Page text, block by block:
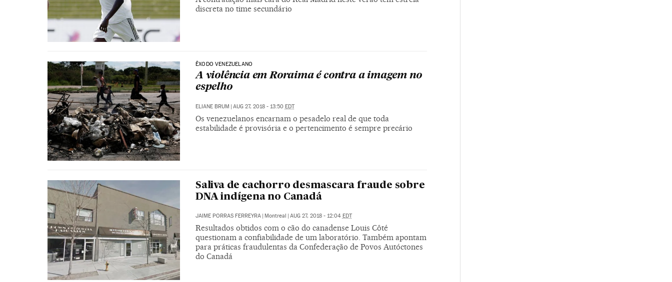
discreta no time secundário
ÊXODO VENEZUELANO
A violência em Roraima é contra a imagem no
espelho
ELIANE BRUM | AUG 27, 2018 - 13:50 EDT
Os venezuelanos encarnam o pesadelo real de que toda
estabilidade é provisória e o pertencimento é sempre precário
Saliva de cachorro desmascara fraude sobre
DNA indígena no Canadá
JAIME PORRAS FERREYRA | Montreal | AUG 27, 2018 - 12:04 EDT
Resultados obtidos com o cão do canadense Louis Côté
questionam a confiabilidade de um laboratório. Também apontam
para práticas fraudulentas da Confederação de Povos Autóctones
do Canadá